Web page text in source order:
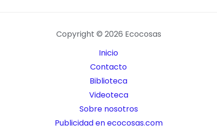
Copyright © 2026 Ecocosas
Inicio
Contacto
Biblioteca
Videoteca
Sobre nosotros
Publicidad en ecocosas.com